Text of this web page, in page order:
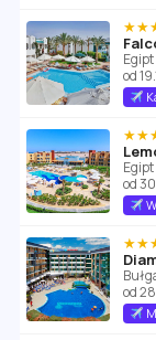
od
od
od